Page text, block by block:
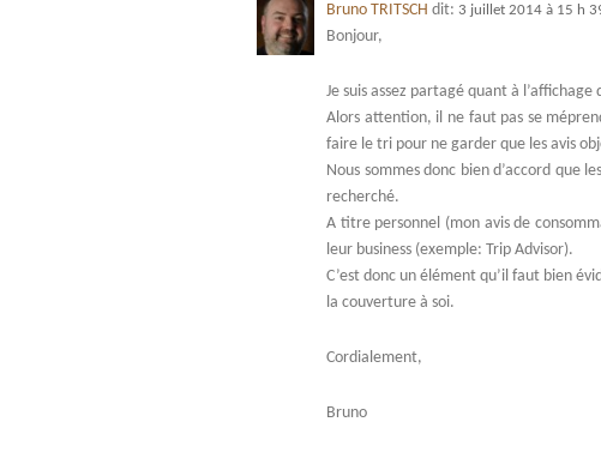
Bruno TRITSCH dit: 3 juillet 2014 à 15 h
Bonjour,
Je suis assez partagé quant à l’affichage
Alors attention, il ne faut pas se
faire le tri pour ne garder que les avis
Nous sommes donc bien d’accord que
recherché.
A titre personnel (mon avis de
leur business (exemple: Trip Advisor).
C’est donc un élément qu’il faut bien
la couverture à soi.
Cordialement,
Bruno